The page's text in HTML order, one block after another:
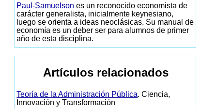
Paul-Samuelson es un reconocido economista de
carácter generalista, inicialmente keynesiano,
luego se orienta a ideas neoclásicas. Su manual de
economía es un deber ser para alumnos de primer
año de esta disciplina.
Artículos relacionados
Teoría de la Administración Pública. Ciencia,
Innovación y Transformación